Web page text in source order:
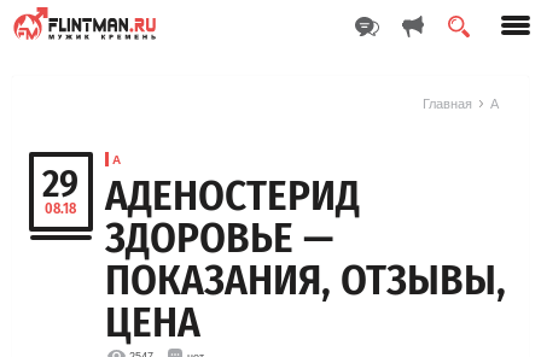
Главная А
29
08.18
А
АДЕНОСТЕРИД
ЗДОРОВЬЕ —
ПОКАЗАНИЯ, ОТЗЫВЫ,
ЦЕНА